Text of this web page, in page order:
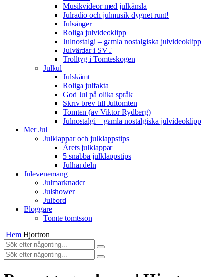
Musikvideor med julkänsla
Julradio och julmusik dygnet runt!
Julsånger
Roliga julvideoklipp
Julnostalgi – gamla nostalgiska julvideoklipp
Julvärdar i SVT
Trolltyg i Tomteskogen
Julkul
Julskämt
Roliga julfakta
God Jul på olika språk
Skriv brev till Jultomten
Tomten (av Viktor Rydberg)
Julnostalgi – gamla nostalgiska julvideoklipp
Mer Jul
Julklappar och julklappstips
Årets julklappar
5 snabba julklappstips
Julhandeln
Julevenemang
Julmarknader
Julshower
Julbord
Bloggare
Tomte tomtsson
Hem Hjortron